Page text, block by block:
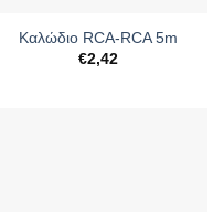
Καλώδιο RCA-RCA 5m
€2,42